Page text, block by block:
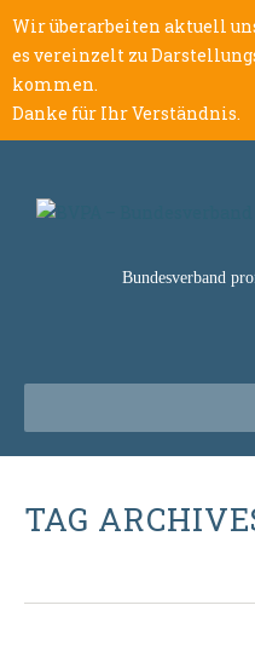
Wir überarbeiten aktuell
es vereinzelt zu
kommen.
Danke für Ihr Verständnis.
Bundesverband
TAG